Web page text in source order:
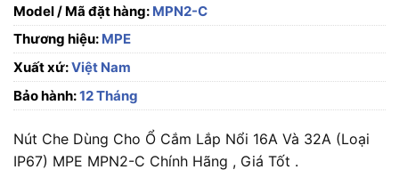
Model / Mã đặt hàng: MPN2-C
Thương hiệu: MPE
Xuất xứ:Việt Nam
Bảo hành:12 Tháng
Nút Che Dùng Cho Ổ Cắm Lắp Nổi 16A Và 32A (Loại
IP67) MPE MPN2-C Chính Hãng , Giá Tốt .